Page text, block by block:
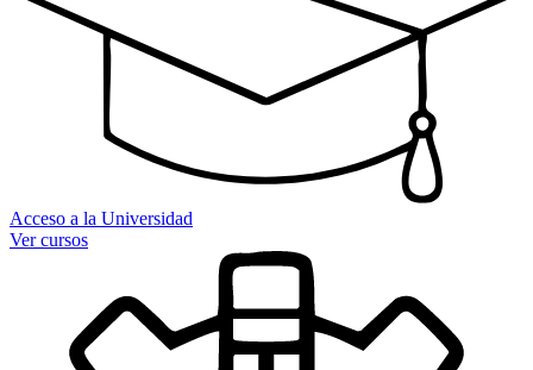
Acceso a la Universidad
Ver cursos